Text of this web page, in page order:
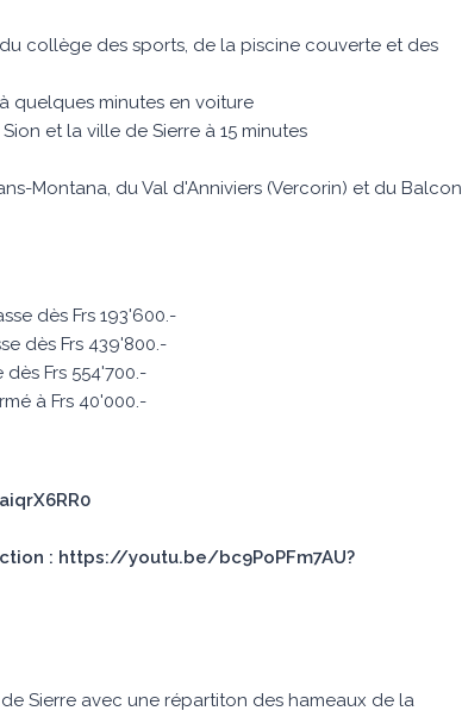
collège des sports, de la piscine couverte et des
quelques minutes en voiture
et la ville de Sierre à 15 minutes
Montana, du Val d'Anniviers (Vercorin) et du Balcon
dès Frs 193'600.-
dès Frs 439'800.-
dès Frs 554'700.-
à Frs 40'000.-
: https://youtu.be/bc9PoPFm7AU?
Sierre avec une répartiton des hameaux de la